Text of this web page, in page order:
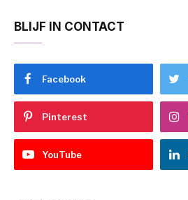
BLIJF IN CONTACT
Facebook
Pinterest
YouTube